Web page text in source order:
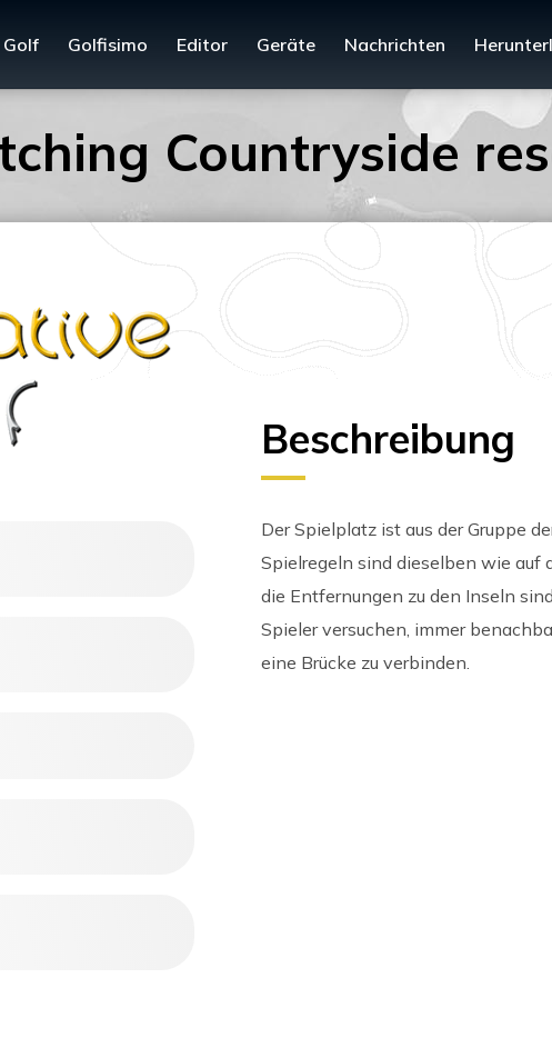
Golfisimo Editor Geräte Nachrichten
Countryside
Beschreibung
Der Spielplatz ist aus der Gruppe
Spielregeln sind dieselben wie auf
die Entfernungen zu den Inseln
Spieler versuchen, immer
eine Brücke zu verbinden.